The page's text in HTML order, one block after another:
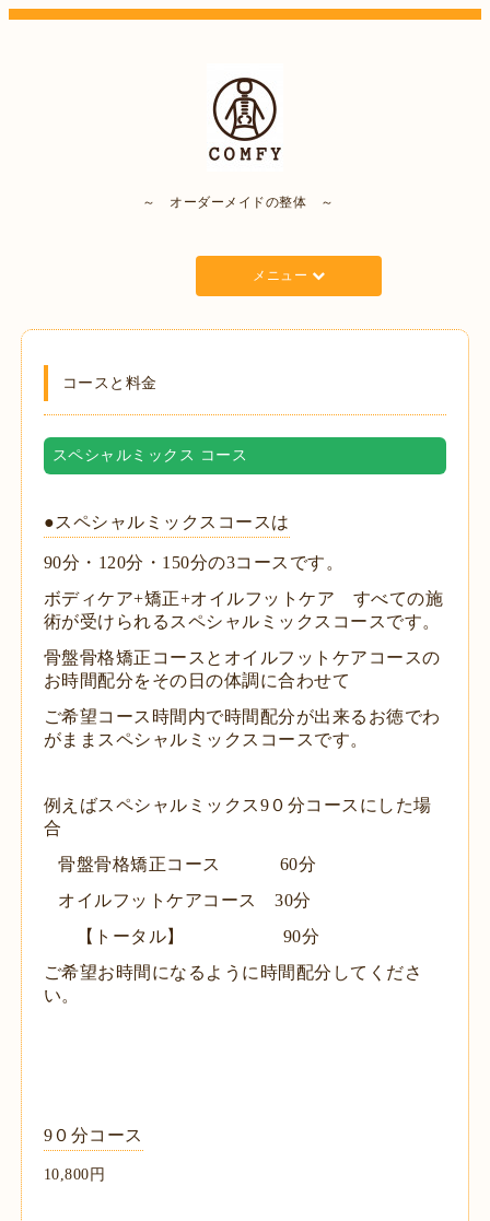
～ オーダーメイドの整体 ～
メニュー
コースと料金
スペシャルミックス コース
●スペシャルミックスコースは
90分・120分・150分の3コースです。
ボディケア+矯正+オイルフットケア すべての施
術が受けられるスペシャルミックスコースです。
骨盤骨格矯正コースとオイルフットケアコースの
お時間配分をその日の体調に合わせて
ご希望コース時間内で時間配分が出来るお徳でわ
がままスペシャルミックスコースです。
例えばスペシャルミックス9０分コースにした場
合
骨盤骨格矯正コース 60分
オイルフットケアコース 30分
【トータル】 90分
ご希望お時間になるように時間配分してくださ
い。
9０分コース
10,800円